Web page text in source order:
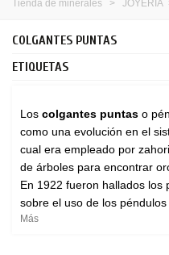
Tienda de minerales > JOYERÍA
COLGANTES PUNTAS
ETIQUETAS
Los colgantes puntas o
como una evolución en el
cual era empleado por
de árboles para encontrar
En 1922 fueron hallados los
sobre el uso de los péndulos
Más